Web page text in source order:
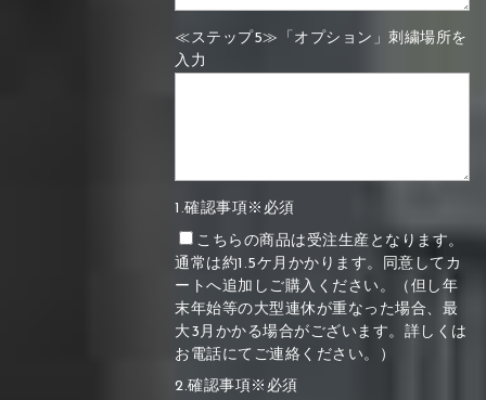
≪ステップ5≫「オプション」刺繍場所を
入力
1.確認事項※必須
こちらの商品は受注生産となります。
通常は約1.5ケ月かかります。同意してカ
ートへ追加しご購入ください。（但し年
末年始等の大型連休が重なった場合、最
大3月かかる場合がございます。詳しくは
お電話にてご連絡ください。）
2.確認事項※必須